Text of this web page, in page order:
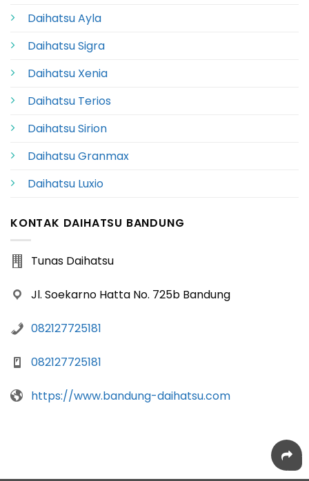
Daihatsu Ayla
Daihatsu Sigra
Daihatsu Xenia
Daihatsu Terios
Daihatsu Sirion
Daihatsu Granmax
Daihatsu Luxio
KONTAK DAIHATSU BANDUNG
Tunas Daihatsu
Jl. Soekarno Hatta No. 725b Bandung
082127725181
082127725181
https://www.bandung-daihatsu.com